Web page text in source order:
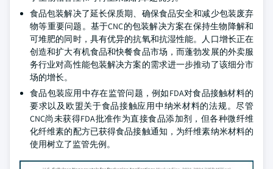
食品包装解决了延长保质期、确保食品安全和减少包装废弃
物等重要问题。基于CNC的包装解决方案在保持生物降解和
可堆肥的同时，具有优异的抗氧和抗湿性能。人口增长正在
创造和扩大有机食品和快餐食品市场，而蓬勃发展的外卖服
务行业对高性能包装解决方案的需求进一步推动了该细分市
场的增长。
食品包装应用中存在监管问题，例如FDA对食品接触材料的
要求以及欧盟关于食品接触应用中纳米材料的法规。尽管
CNC尚未获得FDA批准作为直接食品添加剂，但各种微纤维
化纤维素的配方已获得食品接触通知，为纤维素纳米材料的
使用树立了监管先例。